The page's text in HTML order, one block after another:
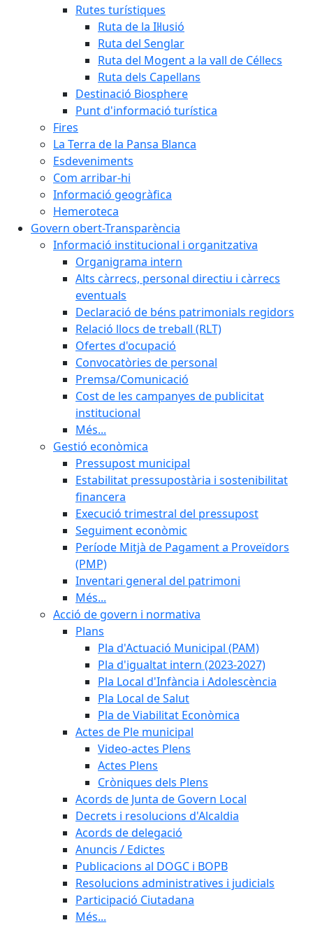
Rutes turístiques
Ruta de la Il·lusió
Ruta del Senglar
Ruta del Mogent a la vall de Céllecs
Ruta dels Capellans
Destinació Biosphere
Punt d'informació turística
Fires
La Terra de la Pansa Blanca
Esdeveniments
Com arribar-hi
Informació geogràfica
Hemeroteca
Govern obert-Transparència
Informació institucional i organitzativa
Organigrama intern
Alts càrrecs, personal directiu i càrrecs
eventuals
Declaració de béns patrimonials regidors
Relació llocs de treball (RLT)
Ofertes d'ocupació
Convocatòries de personal
Premsa/Comunicació
Cost de les campanyes de publicitat
institucional
Més...
Gestió econòmica
Pressupost municipal
Estabilitat pressupostària i sostenibilitat
financera
Execució trimestral del pressupost
Seguiment econòmic
Període Mitjà de Pagament a Proveïdors
(PMP)
Inventari general del patrimoni
Més...
Acció de govern i normativa
Plans
Pla d'Actuació Municipal (PAM)
Pla d'igualtat intern (2023-2027)
Pla Local d'Infància i Adolescència
Pla Local de Salut
Pla de Viabilitat Econòmica
Actes de Ple municipal
Video-actes Plens
Actes Plens
Cròniques dels Plens
Acords de Junta de Govern Local
Decrets i resolucions d'Alcaldia
Acords de delegació
Anuncis / Edictes
Publicacions al DOGC i BOPB
Resolucions administratives i judicials
Participació Ciutadana
Més...